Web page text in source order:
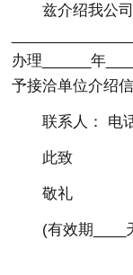
兹介绍我公
办理______年
予接洽单位介绍
联系人： 电
此致
敬礼
(有效期____